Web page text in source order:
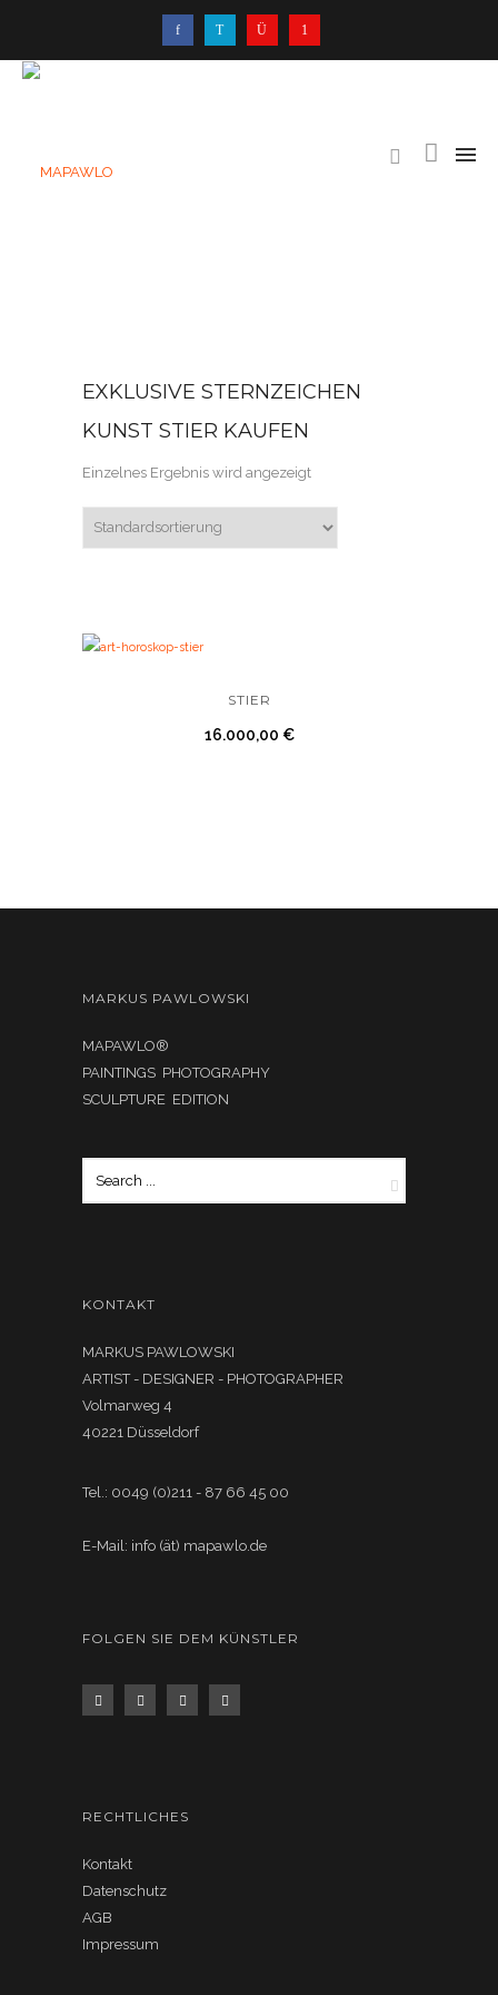
EXKLUSIVE STERNZEICHEN
KUNST STIER KAUFEN
Einzelnes Ergebnis wird angezeigt
STIER
16.000,00 €
MARKUS PAWLOWSKI
MAPAWLO®
PAINTINGS PHOTOGRAPHY
SCULPTURE EDITION
KONTAKT
MARKUS PAWLOWSKI
ARTIST - DESIGNER - PHOTOGRAPHER
Volmarweg 4
40221 Düsseldorf
Tel.: 0049 (0)211 - 87 66 45 00
E-Mail: info (ät) mapawlo.de
FOLGEN SIE DEM KÜNSTLER
RECHTLICHES
Kontakt
Datenschutz
AGB
Impressum